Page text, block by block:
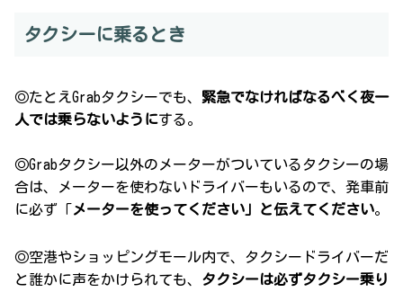
タクシーに乗るとき
◎たとえGrabタクシーでも、 緊急でなければなるべく夜一
人では乗らないようにする。
◎Grabタクシー以外のメーターがついているタクシーの場
合は、メーターを使わないドライバーもいるので、発車前
に必ず「メーターを使ってください」と伝えてください。
◎空港やショッピングモール内で、タクシードライバーだ
と誰かに声をかけられても、 タクシーは必ずタクシー乗り